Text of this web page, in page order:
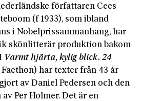
författaren Cees
(f 1933), som ibland
i Nobelprissammanhang, har
skönlitterär produktion bakom
Varmt hjärta, kylig blick. 24
har texter från 43 år
av Daniel Pedersen och den
Per Holmer. Det är en